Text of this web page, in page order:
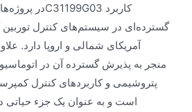
گسترده‌ای در سیستم‌های کنترل توربین
آمریکای شمالی و اروپا دارد.
پتروشیمی و کاربردهای کنترل
است و به عنوان یک جزء حیاتی